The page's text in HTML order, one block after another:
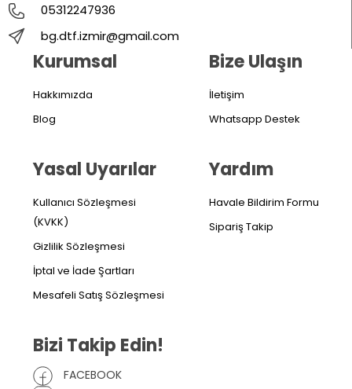
05312247936
bg.dtf.izmir@gmail.com
Kurumsal
Hakkımızda
Blog
Yasal Uyarılar
Kullanıcı Sözleşmesi
(KVKK)
Gizlilik Sözleşmesi
İptal ve İade Şartları
Mesafeli Satış Sözleşmesi
Bize Ulaşın
İletişim
Whatsapp Destek
Yardım
Havale Bildirim Formu
Sipariş Takip
Bizi Takip Edin!
FACEBOOK